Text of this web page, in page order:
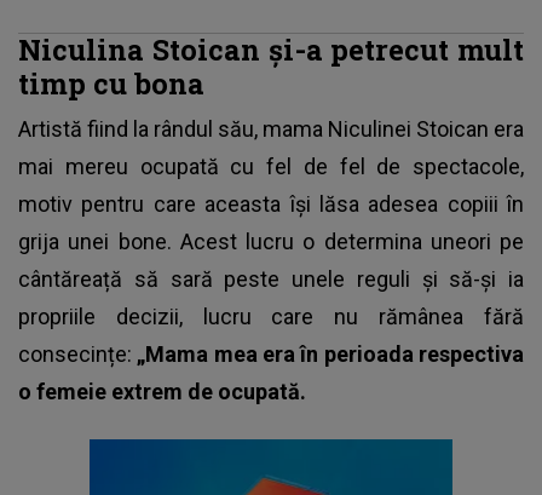
Niculina Stoican și-a petrecut mult
timp cu bona
Artistă fiind la rândul său, mama Niculinei Stoican era
mai mereu ocupată cu fel de fel de spectacole,
motiv pentru care aceasta își lăsa adesea copiii în
grija unei bone. Acest lucru o determina uneori pe
cântăreață să sară peste unele reguli și să-și ia
propriile decizii, lucru care nu rămânea fără
consecințe: „Mama mea era în perioada respectiva
o femeie extrem de ocupată.